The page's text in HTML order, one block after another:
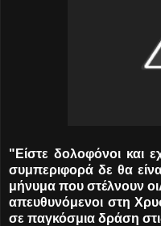
"Είστε δολοφόνοι και
συμπεριφορά δε θα
μήνυμα που στέλνουν
απευθυνόμενοι στη
σε παγκόσμια δράση